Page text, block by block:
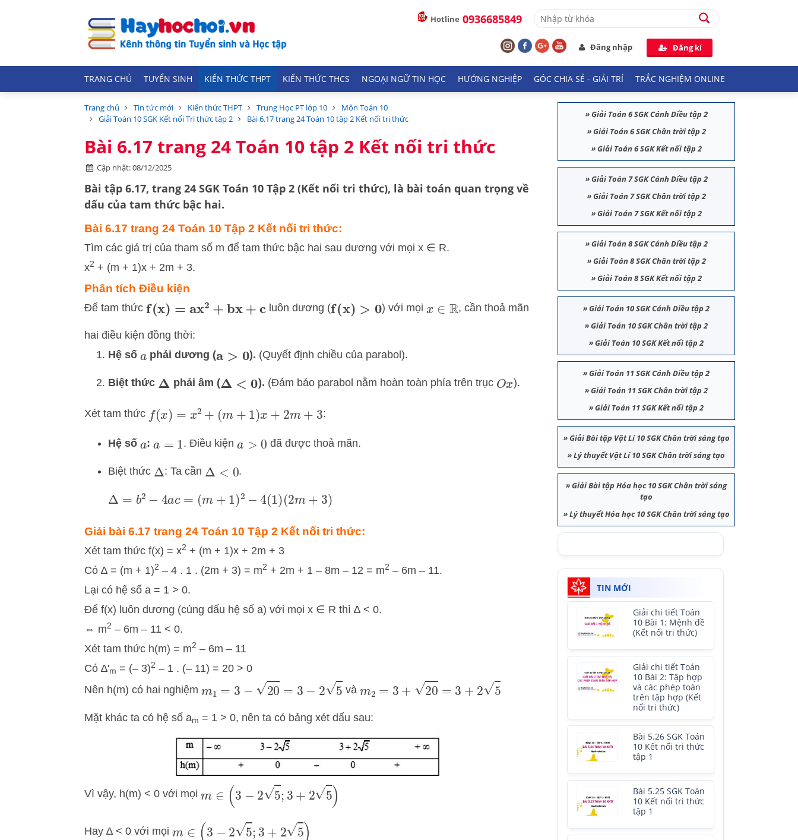
Hotline 0936685849
Đăng nhập Đăng kí
TRANG CHỦ TUYỂN SINH KIẾN THỨC THPT KIẾN THỨC THCS NGOẠI NGỮ TIN HỌC HƯỚNG NGHIỆP GÓC CHIA SẺ - GIẢI TRÍ TRẮC NGHIỆM ONLINE
Trang chủ Tin tức mới Kiến thức THPT Trung Học PT lớp 10
Môn Toán 10
Giải Toán 10 SGK Kết nối Tri thức tập 2
Bài 6.17 trang 24 Toán 10 tập 2 Kết nối tri thức
Bài 6.17 trang 24 Toán 10 tập 2 Kết nối tri thức
Cập nhật: 08/12/2025
Bài tập 6.17, trang 24 SGK Toán 10 Tập 2 (Kết nối tri thức), là bài toán quan trọng về
dấu của tam thức bậc hai.
Bài 6.17 trang 24 Toán 10 Tập 2 Kết nối tri thức:
Tìm các giá trị của tham số m để tam thức bậc hai sau dương với mọi x ∈ R.
x2 + (m + 1)x + 2m + 3.
Phân tích Điều kiện
Để tam thức f(x)= ax 2+bx+c luôn dương (f(x)> 0 ) với mọi x∈R , cần thoả mãn
hai điều kiện đồng thời:
Hệ số a phải dương (a >0 ). (Quyết định chiều của parabol).
Biệt thức Δ phải âm (Δ<0 ). (Đảm bảo parabol nằm hoàn toàn phía trên trục Ox).
Xét tam thức f(x)= x2 +(m+ 1)x +2m+ 3 :
Hệ số a: a =1 . Điều kiệna >0 đã được thoả mãn.
Biệt thức Δ : Ta cần Δ<0 .
Δ=b 2− 4a c=(m+ 1)2 −4(1) (2 m+3)
Giải bài 6.17 trang 24 Toán 10 Tập 2 Kết nối tri thức:
Xét tam thức f(x) = x2 + (m + 1)x + 2m + 3
Có ∆ = (m + 1)2 – 4 . 1 . (2m + 3) = m2 + 2m + 1 – 8m – 12 = m2 – 6m – 11.
Lại có hệ số a = 1 > 0.
Để f(x) luôn dương (cùng dấu hệ số a) với mọi x ∈ R thì ∆ < 0.
⇔ m2 – 6m – 11 < 0.
Xét tam thức h(m) = m2 – 6m – 11
Có ∆'m = (– 3)2 – 1 . (– 11) = 20 > 0
Nên h(m) có hai nghiệm m1 =3 − 20 =3−25 và m2 =3 + 20 =3+25
Mặt khác ta có hệ số am = 1 > 0, nên ta có bảng xét dấu sau:
Vì vậy, h(m) < 0 với mọi m∈( 3 − 25 ;3+25)
Hay ∆ < 0 với mọi m∈( 3 − 25 ;3+25)
»Giải Toán 6 SGK Cánh Diều tập 2
»Giải Toán 6 SGK Chân trời tập 2
»Giải Toán 6 SGK Kết nối tập 2
»Giải Toán 7 SGK Cánh Diều tập 2
»Giải Toán 7 SGK Chân trời tập 2
»Giải Toán 7 SGK Kết nối tập 2
»Giải Toán 8 SGK Cánh Diều tập 2
»Giải Toán 8 SGK Chân trời tập 2
»Giải Toán 8 SGK Kết nối tập 2
»Giải Toán 10 SGK Cánh Diều tập 2
»Giải Toán 10 SGK Chân trời tập 2
»Giải Toán 10 SGK Kết nối tập 2
»Giải Toán 11 SGK Cánh Diều tập 2
»Giải Toán 11 SGK Chân trời tập 2
»Giải Toán 11 SGK Kết nối tập 2
»Giải Bài tập Vật Lí 10 SGK Chân trời sáng tạo
»Lý thuyết Vật Lí 10 SGK Chân trời sáng tạo
»Giải Bài tập Hóa học 10 SGK Chân trời sáng
tạo
»Lý thuyết Hóa học 10 SGK Chân trời sáng tạo
TIN MỚI
Giải chi tiết Toán
10 Bài 1: Mệnh đề
(Kết nối tri thức)
Giải chi tiết Toán
10 Bài 2: Tập hợp
và các phép toán
trên tập hợp (Kết
nối tri thức)
Bài 5.26 SGK Toán
10 Kết nối tri thức
tập 1
Bài 5.25 SGK Toán
10 Kết nối tri thức
tập 1